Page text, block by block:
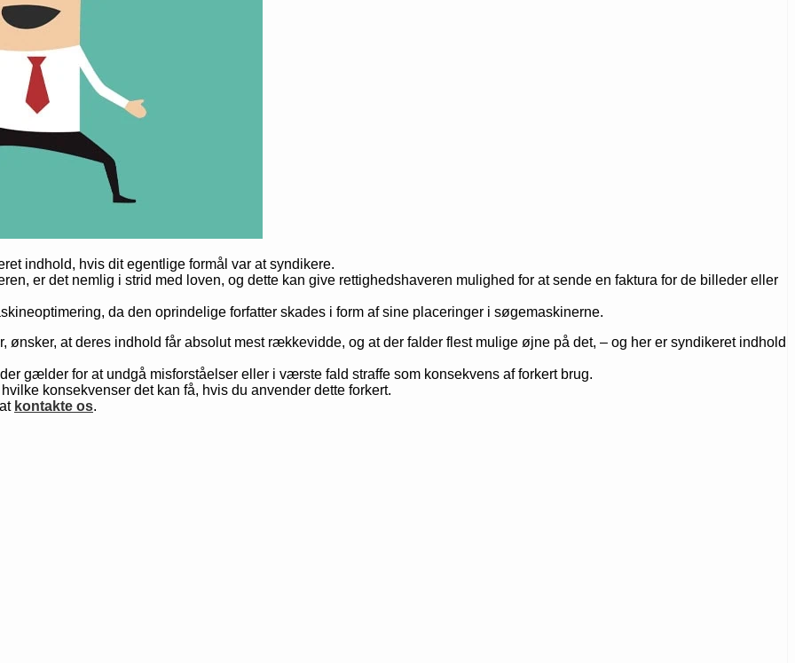
indhold, hvis dit egentlige formål var at syndikere.
er det nemlig i strid med loven, og dette kan give rettighedshaveren mulighed for at sende en faktura for de billeder eller
da den oprindelige forfatter skades i form af sine placeringer i søgemaskinerne.
at deres indhold får absolut mest rækkevidde, og at der falder flest mulige øjne på det, – og her er syndikeret indhold
gælder for at undgå misforståelser eller i værste fald straffe som konsekvens af forkert brug.
konsekvenser det kan få, hvis du anvender dette forkert.
kontakte os.